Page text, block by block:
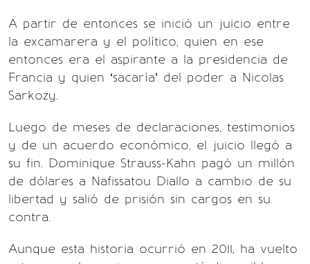
A partir de entonces se inició un juicio entre
la excamarera y el político, quien en ese
entonces era el aspirante a la presidencia de
Francia y quien ‘sacaría’ del poder a Nicolas
Sarkozy.
Luego de meses de declaraciones, testimonios
y de un acuerdo económico, el juicio llegó a
su fin. Dominique Strauss-Kahn pagó un millón
de dólares a Nafissatou Diallo a cambio de su
libertad y salió de prisión sin cargos en su
contra.
Aunque esta historia ocurrió en 2011, ha vuelto